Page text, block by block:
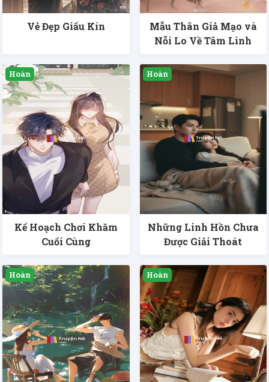
Vẻ Đẹp Giấu Kín
Mẫu Thân Giả Mạo và
Nỗi Lo Về Tâm Linh
Kế Hoạch Chơi Khăm
Cuối Cùng
Những Linh Hồn Chưa
Được Giải Thoát